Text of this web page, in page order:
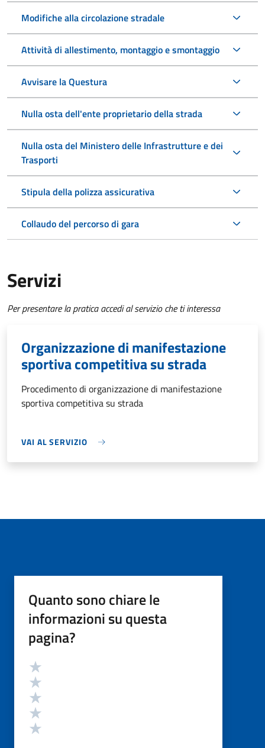
Modifiche alla circolazione stradale
Attività di allestimento, montaggio e smontaggio
Avvisare la Questura
Nulla osta dell'ente proprietario della strada
Nulla osta del Ministero delle Infrastrutture e dei
Trasporti
Stipula della polizza assicurativa
Collaudo del percorso di gara
Servizi
Per presentare la pratica accedi al servizio che ti interessa
Organizzazione di manifestazione
sportiva competitiva su strada
Procedimento di organizzazione di manifestazione
sportiva competitiva su strada
VAI AL SERVIZIO
Quanto sono chiare le
informazioni su questa
pagina?
Valutazione